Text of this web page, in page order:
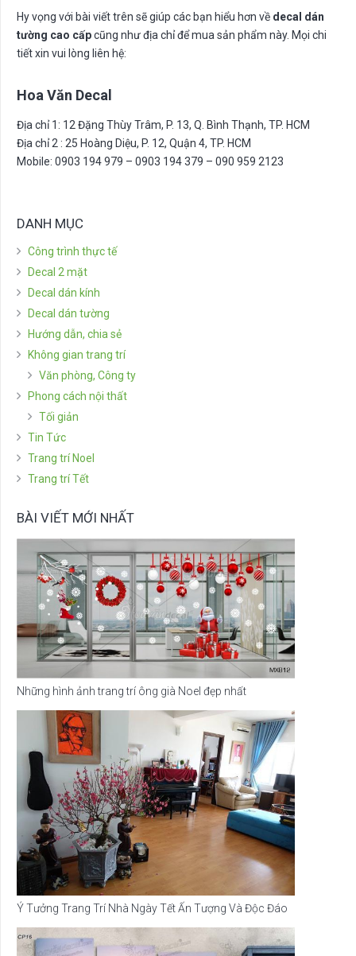
Hy vọng với bài viết trên sẽ giúp các bạn hiểu hơn về decal dán
tường cao cấpcũng như địa chỉ để mua sản phẩm này. Mọi chi
tiết xin vui lòng liên hệ:
Hoa Văn Decal
Địa chỉ 1: 12 Đặng Thùy Trâm, P. 13, Q. Bình Thạnh, TP. HCM
Địa chỉ 2 : 25 Hoàng Diệu, P. 12, Quận 4, TP. HCM
Mobile: 0903 194 979 – 0903 194 379 – 090 959 2123
DANH MỤC
Công trình thực tế
Decal 2 mặt
Decal dán kính
Decal dán tường
Hướng dẫn, chia sẻ
Không gian trang trí
Văn phòng, Công ty
Phong cách nội thất
Tối giản
Tin Tức
Trang trí Noel
Trang trí Tết
BÀI VIẾT MỚI NHẤT
Những hình ảnh trang trí ông già Noel đẹp nhất
Ý Tưởng Trang Trí Nhà Ngày Tết Ấn Tượng Và Độc Đáo